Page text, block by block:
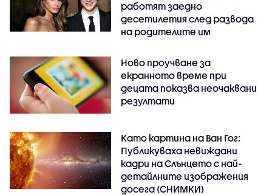
работят заедно
десетилетия след развода
на родителите им
Ново проучване за
екранното време при
децата показва неочаквани
резултати
Като картина на Ван Гог:
Публикуваха невиждани
кадри на Слънцето с най-
детайлните изображения
досега (СНИМКИ)